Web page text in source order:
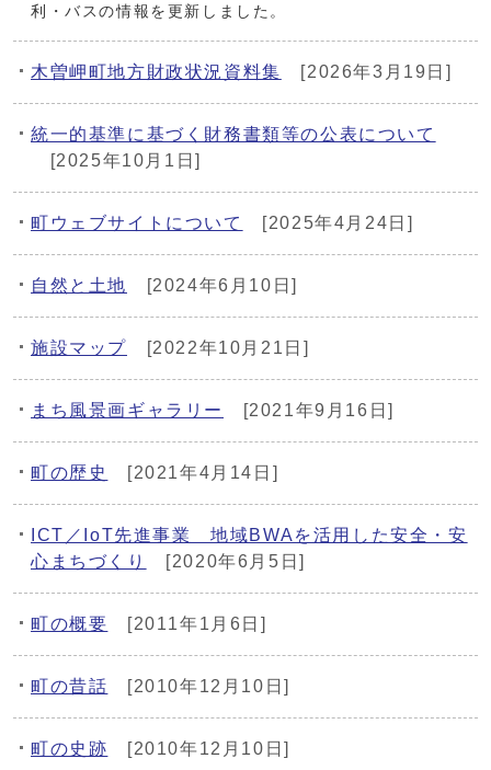
利・バスの情報を更新しました。
木曽岬町地方財政状況資料集 [2026年3月19日]
統一的基準に基づく財務書類等の公表について
[2025年10月1日]
町ウェブサイトについて [2025年4月24日]
自然と土地 [2024年6月10日]
施設マップ [2022年10月21日]
まち風景画ギャラリー [2021年9月16日]
町の歴史 [2021年4月14日]
ICT／IoT先進事業 地域BWAを活用した安全・安
心まちづくり
[2020年6月5日]
町の概要 [2011年1月6日]
町の昔話 [2010年12月10日]
町の史跡 [2010年12月10日]